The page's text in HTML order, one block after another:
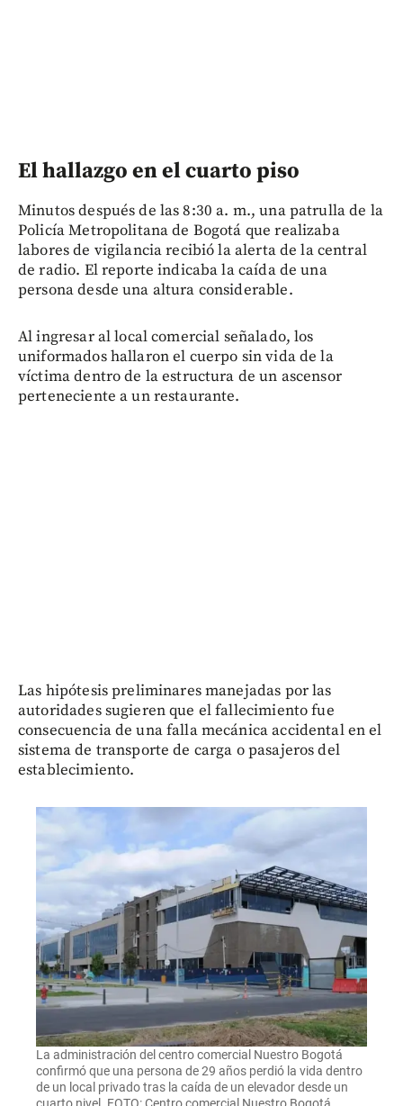
El hallazgo en el cuarto piso
Minutos después de las 8:30 a. m., una patrulla de la
Policía Metropolitana de Bogotá que realizaba
labores de vigilancia recibió la alerta de la central
de radio. El reporte indicaba la caída de una
persona desde una altura considerable.
Al ingresar al local comercial señalado, los
uniformados hallaron el cuerpo sin vida de la
víctima dentro de la estructura de un ascensor
perteneciente a un restaurante.
Las hipótesis preliminares manejadas por las
autoridades sugieren que el fallecimiento fue
consecuencia de una falla mecánica accidental en el
sistema de transporte de carga o pasajeros del
establecimiento.
La administración del centro comercial Nuestro Bogotá
confirmó que una persona de 29 años perdió la vida dentro
de un local privado tras la caída de un elevador desde un